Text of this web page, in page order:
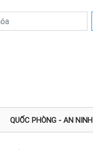
QUỐC PHÒNG - AN NINH